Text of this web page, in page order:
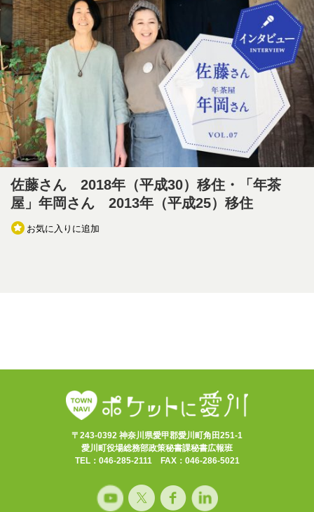
佐藤さん 2018年（平成30）移住・「年茶
屋」年岡さん 2013年（平成25）移住
お気に入りに追加
〒243-0392 神奈川県愛甲郡愛川町角田251-1
愛川町役場総務部政策秘書課秘書広報班
TEL：046-285-2111 FAX：046-286-5021